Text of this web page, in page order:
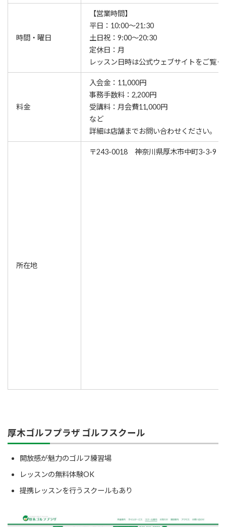
時間・曜日
【営業時間】
平日：10:00～21:30
土日祝：9:00～20:30
定休日：月
レッスン⽇時は公式ウェブサイトをご覧く
料金
入会金：11,000円
事務手数料：2,200円
受講料：月会費11,000円
など
詳細は店舗までお問い合わせください。
所在地
〒243-0018 神奈川県厚木市中町3-3-9
厚木ゴルフプラザ ゴルフスクール
開放感が魅力のゴルフ練習場
レッスンの無料体験OK
提携レッスンを行うスクールもあり